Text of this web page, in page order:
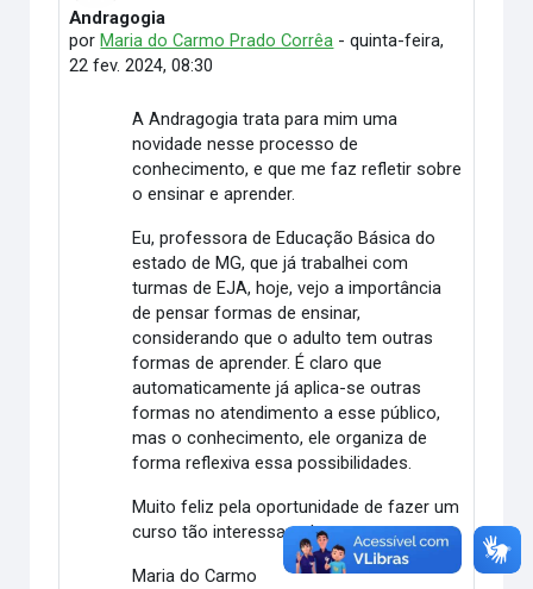
Andragogia
por Maria do Carmo Prado Corrêa -quinta-feira,
22 fev. 2024, 08:30
Número de respostas: 0
A Andragogia trata para mim uma
novidade nesse processo de
conhecimento, e que me faz refletir sobre
o ensinar e aprender.
Eu, professora de Educação Básica do
estado de MG, que já trabalhei com
turmas de EJA, hoje, vejo a importância
de pensar formas de ensinar,
considerando que o adulto tem outras
formas de aprender. É claro que
automaticamente já aplica-se outras
formas no atendimento a esse público,
mas o conhecimento, ele organiza de
forma reflexiva essa possibilidades.
Muito feliz pela oportunidade de fazer um
curso tão interessante!
Maria do Carmo